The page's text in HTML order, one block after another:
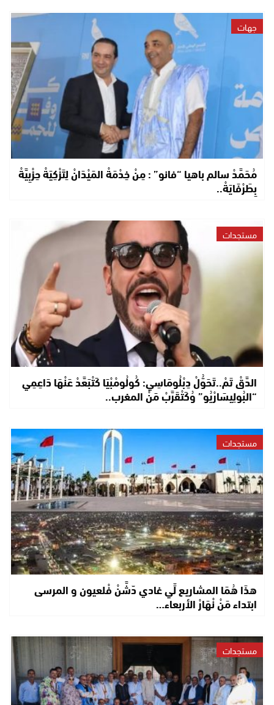
جهات
مُحَمَّدْ سالم باهيا “فانو” : مِنْ خِدْمَةْ المَيْدَانْ لِتَزْكِيَةْ حِزْبِيَّةْ
بِطَرْفَايَةْ..
مستجدات
الدَّقْ تَمْ..تَحَوُّلْ دِبْلُومَاسِي: كُولُومْبْيَا كَتْبَعَّدْ عَنْهَا دَاعِمِي
“البُولِيسَارْيُو” وُكَتْقَرَّبْ مَنْ المغرب..
مستجدات
هذَا هُمَا المشاريع لِّي غادي دّشَّنْ فْلعيون و المرسى
ابتداء مَنْ نْهَارْ الأربعاء…
مستجدات